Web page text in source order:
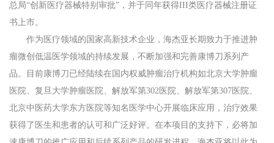
总局“创新医疗器械特别审批”，并于同年获得III类医疗器械注册证
书上市。
作为医疗领域的国家高新技术企业，海杰亚长期致力于推进肿
瘤微创低温医学领域的持续发展，不断加强和完善康博刀系列产
品。目前康博刀已经陆续在国内权威肿瘤治疗机构如北京大学肿瘤
医院、复旦大学肿瘤医院、解放军第302医院、解放军第307医院、
北京中医药大学东方医院等知名医学中心开展临床应用，治疗效果
获得了医生和患者的认可和广泛好评。在本项目的支持下，必将加